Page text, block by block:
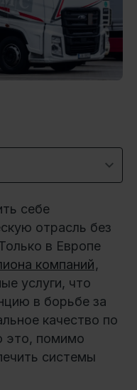
себе
отрасль без
в Европе
компаний,
услуги, что
в борьбе за
качество по
это, помимо
системы